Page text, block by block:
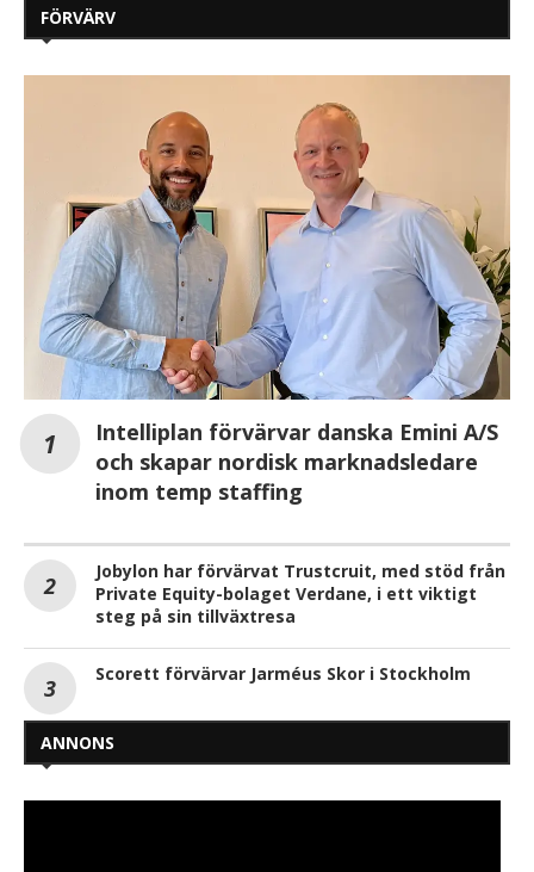
FÖRVÄRV
Intelliplan förvärvar danska Emini A/S
och skapar nordisk marknadsledare
inom temp staffing
Jobylon har förvärvat Trustcruit, med stöd från
Private Equity-bolaget Verdane, i ett viktigt
steg på sin tillväxtresa
Scorett förvärvar Jarméus Skor i Stockholm
ANNONS